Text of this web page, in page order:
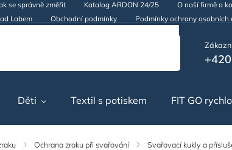
se správně změřit Katalog ARDON 24/25 O naší firmě a
Labem
Obchodní podmínky Podmínky ochrany osobních
Děti Textil s potiskem FIT GO
/ Ochrana zraku při svařování / Svařovací kukly a